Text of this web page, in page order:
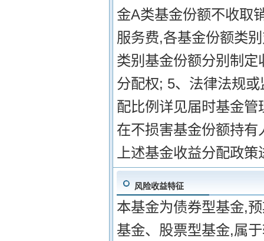
金A类基金份额不收取
服务费,各基金份额类
类别基金份额分别制
分配权; 5、法律法规
配比例详见届时基金
在不损害基金份额持
上述基金收益分配政
风险收益特征
本基金为债券型基金,
基金、股票型基金,属